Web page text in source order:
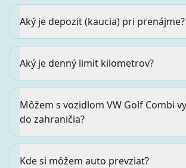
Aký je depozit (kaucia) pri prenájme?
Aký je denný limit kilometrov?
Môžem s vozidlom VW Golf Combi
do zahraničia?
Kde si môžem auto prevziať?